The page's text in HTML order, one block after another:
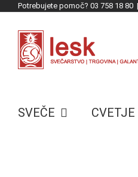
content
Potrebujete pomoč? 03 758 18 80 |
SVEČE CVETJE